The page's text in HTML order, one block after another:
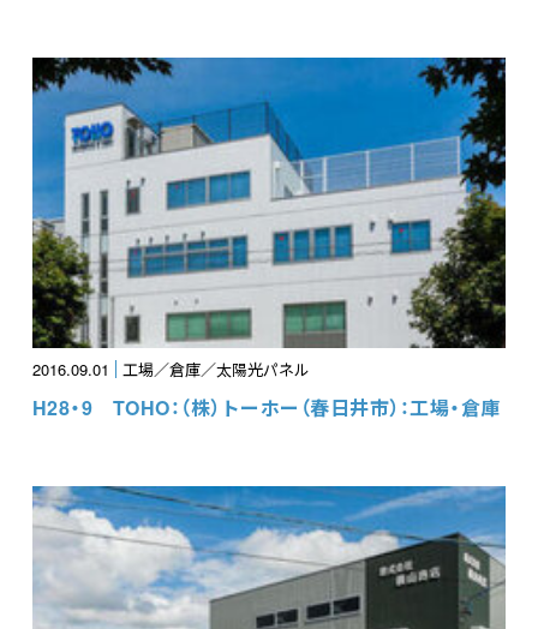
2016.09.01 工場／倉庫／太陽光パネル
H28・9 TOHO：（株）トーホー（春日井市）：工場・倉庫